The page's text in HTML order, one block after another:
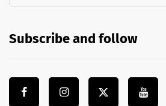
Subscribe and follow